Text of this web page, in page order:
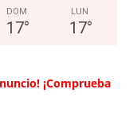
DOM
17°
LUN
17°
¡Comprueba